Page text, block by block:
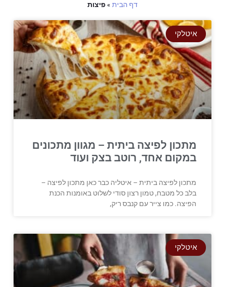
דף הבית »פיצות
איטלקי
מתכון לפיצה ביתית – מגוון מתכונים
במקום אחד, רוטב בצק ועוד
מתכון לפיצה ביתית – איטליה כבר כאן מתכון לפיצה –
בלב כל מטבח, טמון רצון סודי לשלוט באומנות הכנת
הפיצה. כמו צייר עם קנבס ריק,
איטלקי